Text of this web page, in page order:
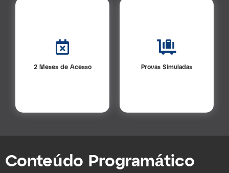
2 Meses de Acesso
2 Meses de Acesso
Mais tempo de acesso a
plataforma.
Provas Simuladas
Questões de Provas das
Entidades Certificadoras
Conteúdo Programático